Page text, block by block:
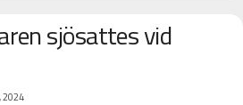
sjösattes vid
2024